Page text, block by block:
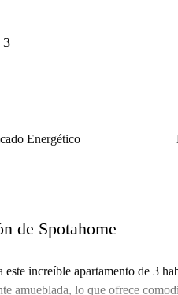
3
Energético
de Spotahome
este increíble apartamento de 3
amueblada, lo que ofrece